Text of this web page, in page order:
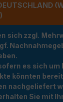
sich zzgl.
es sich um
könnten
nachgeliefert
Sie mit